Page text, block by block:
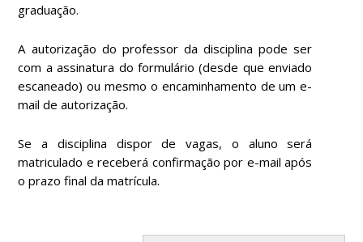
graduação.
A autorização do professor da disciplina pode ser
com a assinatura do formulário (desde que enviado
escaneado) ou mesmo o encaminhamento de um e-
mail de autorização.
Se a disciplina dispor de vagas, o aluno será
matriculado e receberá confirmação por e-mail após
o prazo final da matrícula.